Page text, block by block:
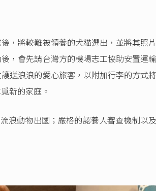
，將較難被領養的犬貓選出，並將其照
，會先請台灣方的機場志工協助安置運
送浪浪的愛心旅客，以附加行李的方式
新的家庭。
浪動物出國；嚴格的認養人審查機制以